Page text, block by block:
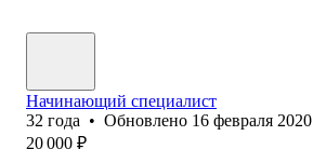
Начинающий специалист
32 года • Обновлено 16 февраля 2020
20 000 ₽